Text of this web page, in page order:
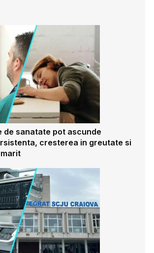
de sanatate pot ascunde
cresterea in greutate si